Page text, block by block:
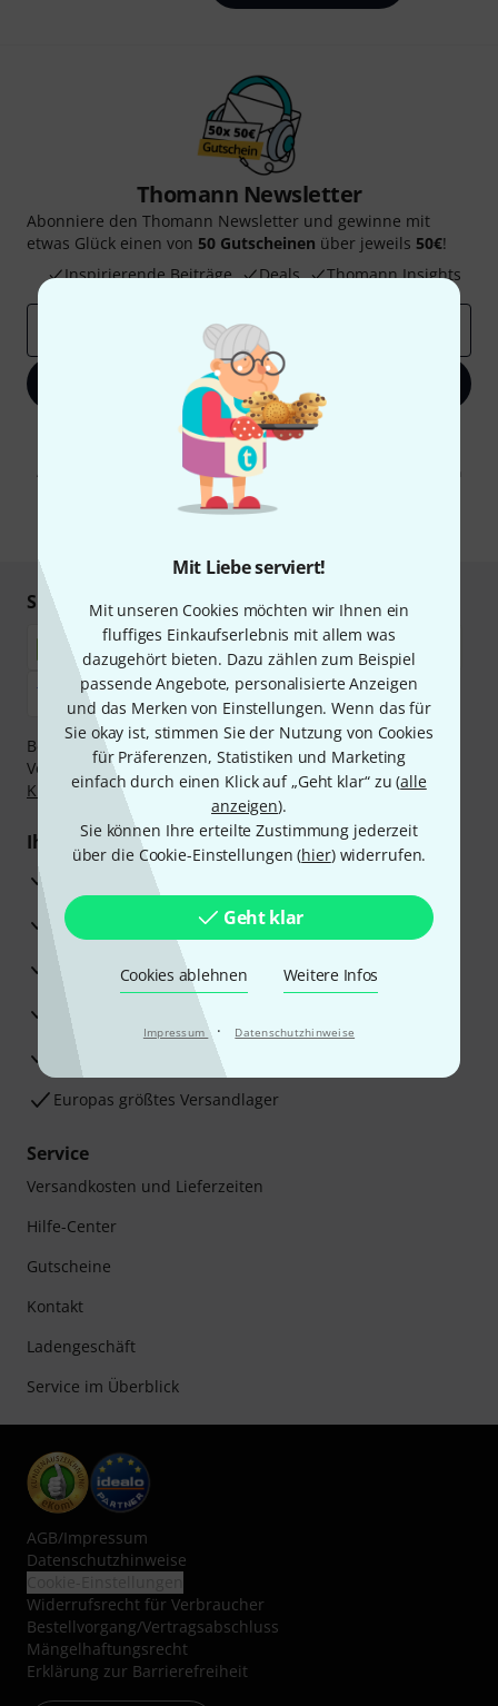
Mit Liebe serviert!
Mit unseren Cookies möchten wir Ihnen ein
fluffiges Einkaufserlebnis mit allem was
dazugehört bieten. Dazu zählen zum Beispiel
passende Angebote, personalisierte Anzeigen
und das Merken von Einstellungen. Wenn das für
Sie okay ist, stimmen Sie der Nutzung von Cookies
für Präferenzen, Statistiken und Marketing
einfach durch einen Klick auf „Geht klar“ zu (alle
anzeigen).
Sie können Ihre erteilte Zustimmung jederzeit
über die Cookie-Einstellungen (hier) widerrufen.
Geht klar
Cookies ablehnen Weitere Infos
Impressum · Datenschutzhinweise
Thomann Newsletter
Abonniere den Thomann Newsletter und gewinne mit
etwas Glück einen von 50 Gutscheinen über jeweils 50€!
Inspirierende Beiträge
Deals Thomann Insights
Jetzt anmelden
Mit Klick auf „Jetzt anmelden“ stimmen Sie dem Erhalt von E-Mail-
Werbung und einer Messung des E-Mail-Nutzungsverhaltens zu. Die
Abmeldung ist jederzeit möglich. Weitere Informationen finden Sie in
unserenDatenschutzhinweisen
Sicher einkaufen & bezahlen
Bezahlen Sie vertraulich und sicher per Nachnahme,
Vorkasse, PayPal, Amazon Pay,Klarna Sofort bezahlen
Klarna Ratenzahlungoder Kreditkarte.
Ihre Vorteile
3 Jahre Thomann Garantie
30 Tage Money-Back-Garantie
Reparaturservice
Beratung durch Fachexperten
Zufriedenheitsgarantie
Europas größtes Versandlager
Service
Versandkosten und Lieferzeiten
Hilfe-Center
Gutscheine
Kontakt
Ladengeschäft
Service im Überblick
AGB/Impressum
Datenschutzhinweise
Widerrufsrecht für Verbraucher
Bestellvorgang/Vertragsabschluss
Mängelhaftungsrecht
Erklärung zur Barrierefreiheit